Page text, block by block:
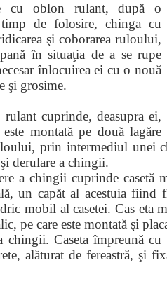
cu oblon rulant, după o
de folosire, chinga cu
şi coborarea ruloului,
în situaţia de a se rupe
înlocuirea ei cu o nouă
şi grosime.
cuprinde, deasupra ei,
montată pe două lagăre
prin intermediul unei
derulare a chingii.
a chingii cuprinde casetă
un capăt al acestuia fiind
mobil al casetei. Cas eta
pe care este montată şi
chingii. Caseta împreună
alăturat de fereastră, şi